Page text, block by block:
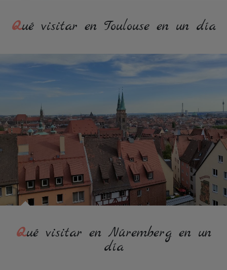
Qué visitar en Toulouse en un día
Qué visitar en Núremberg en un
día